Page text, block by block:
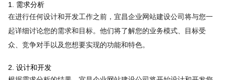
1. 需求分析
在进行任何设计和开发工作之前，宜昌企业网站建设公司将与您一
起详细讨论您的需求和目标。他们将了解您的业务模式、目标受
众、竞争对手以及您想要实现的功能和特色。
2. 设计和开发